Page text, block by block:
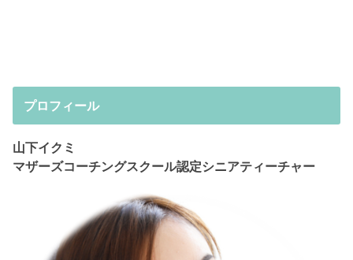
プロフィール
山下イクミ
マザーズコーチングスクール認定シニアティーチャー